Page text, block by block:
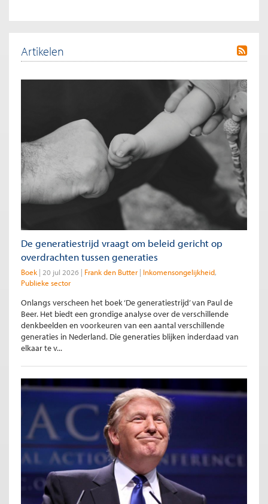
Artikelen
De generatiestrijd vraagt om beleid gericht op
overdrachten tussen generaties
Boek 20 jul 2026 Frank den Butter
Inkomensongelijkheid
Publieke sector
Onlangs verscheen het boek ‘De generatiestrijd’ van Paul de
Beer. Het biedt een grondige analyse over de verschillende
denkbeelden en voorkeuren van een aantal verschillende
generaties in Nederland. Die generaties blijken inderdaad van
elkaar te v...